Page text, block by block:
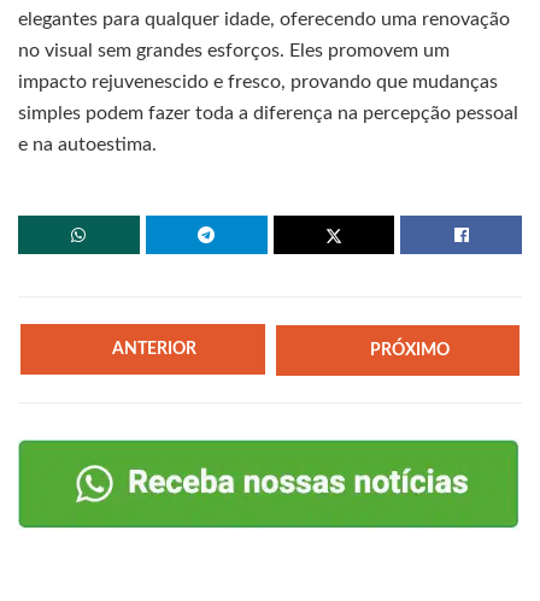
elegantes para qualquer idade, oferecendo uma renovação
no visual sem grandes esforços. Eles promovem um
impacto rejuvenescido e fresco, provando que mudanças
simples podem fazer toda a diferença na percepção pessoal
e na autoestima.
ANTERIOR PRÓXIMO